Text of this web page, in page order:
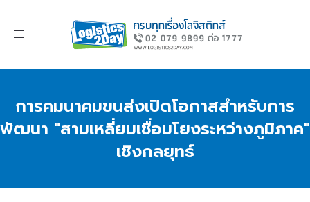
Toggle
การคมนาคมขนส่งเปิดโอกาสสำหรับการ
พัฒนา "สามเหลี่ยมเชื่อมโยงระหว่างภูมิภาค"
เชิงกลยุทธ์